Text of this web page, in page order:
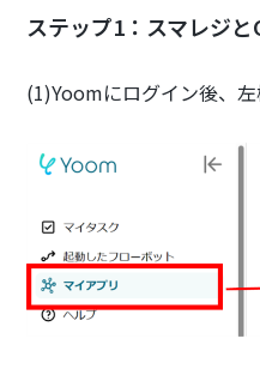
ステップ1：スマレジ
(1)Yoomにログイン後、